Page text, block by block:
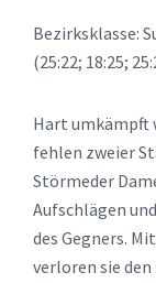
Bezirksklasse:
(25:22; 18:25;
Hart umkämpft
fehlen zweier
Störmeder
Aufschlägen
des Gegners.
verloren sie